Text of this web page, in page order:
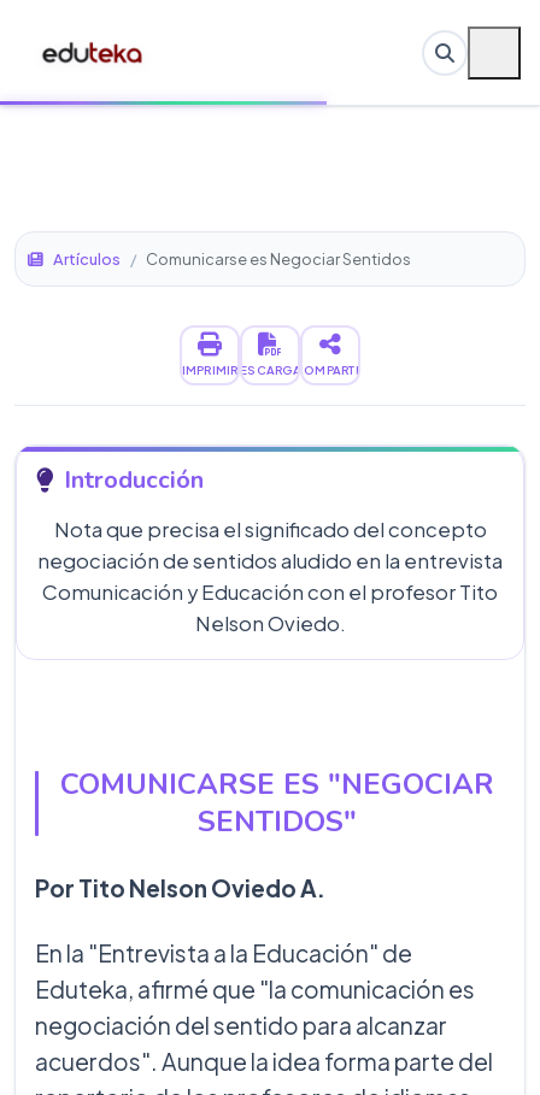
Artículos / Comunicarse es Negociar Sentidos
IMPRIMIRDESCARGARCOMPARTIR
Introducción
Nota que precisa el significado del concepto
negociación de sentidos aludido en la entrevista
Comunicación y Educación con el profesor Tito
Nelson Oviedo.
COMUNICARSE ES "NEGOCIAR
SENTIDOS"
Por Tito Nelson Oviedo A.
En la "Entrevista a la Educación" de
Eduteka, afirmé que "la comunicación es
negociación del sentido para alcanzar
acuerdos". Aunque la idea forma parte del